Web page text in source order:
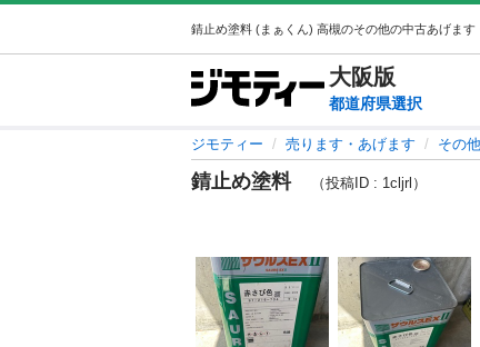
大阪版
都道府県選択
ジモティー 売ります・あげます その他
錆止め塗料
（投稿ID : 1cljrl）